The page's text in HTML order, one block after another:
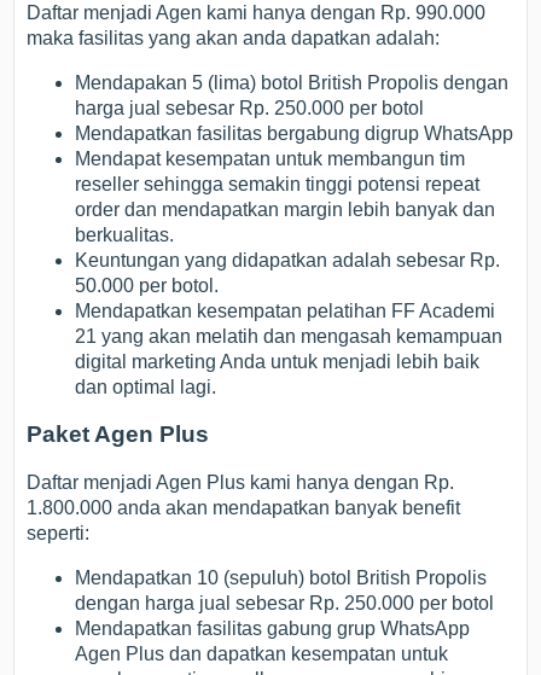
Daftar menjadi Agen kami hanya dengan Rp. 990.000
maka fasilitas yang akan anda dapatkan adalah:
Mendapakan 5 (lima) botol British Propolis dengan
harga jual sebesar Rp. 250.000 per botol
Mendapatkan fasilitas bergabung digrup WhatsApp
Mendapat kesempatan untuk membangun tim
reseller sehingga semakin tinggi potensi repeat
order dan mendapatkan margin lebih banyak dan
berkualitas.
Keuntungan yang didapatkan adalah sebesar Rp.
50.000 per botol.
Mendapatkan kesempatan pelatihan FF Academi
21 yang akan melatih dan mengasah kemampuan
digital marketing Anda untuk menjadi lebih baik
dan optimal lagi.
Paket Agen Plus
Daftar menjadi Agen Plus kami hanya dengan Rp.
1.800.000 anda akan mendapatkan banyak benefit
seperti:
Mendapatkan 10 (sepuluh) botol British Propolis
dengan harga jual sebesar Rp. 250.000 per botol
Mendapatkan fasilitas gabung grup WhatsApp
Agen Plus dan dapatkan kesempatan untuk